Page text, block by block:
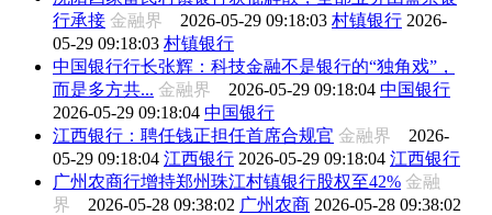
行承接 金融界 2026-05-29 09:18:03 村镇银行 2026-
05-29 09:18:03 村镇银行
中国银行行长张辉：科技金融不是银行的“独角戏”，
而是多方共... 金融界 2026-05-29 09:18:04 中国银行
2026-05-29 09:18:04 中国银行
江西银行：聘任钱正担任首席合规官 金融界 2026-
05-29 09:18:04 江西银行 2026-05-29 09:18:04 江西银行
广州农商行增持郑州珠江村镇银行股权至42% 金融
界 2026-05-28 09:38:02 广州农商 2026-05-28 09:38:02